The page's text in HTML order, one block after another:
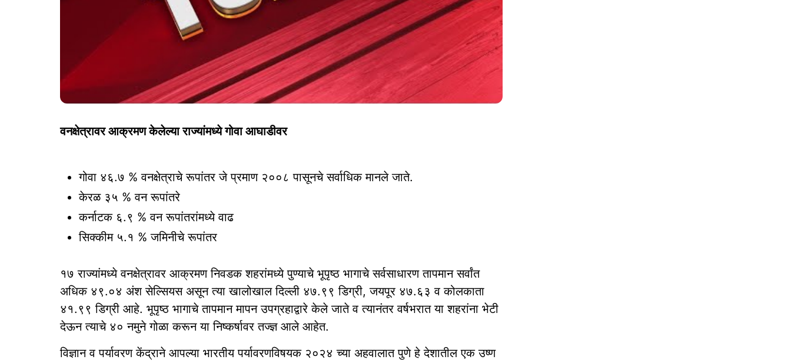
वनक्षेत्रावर आक्रमण केलेल्या राज्यांमध्ये गोवा आघाडीवर
गोवा ४६.७ % वनक्षेत्राचे रूपांतर जे प्रमाण २००८ पासूनचे सर्वाधिक मानले जाते.
केरळ ३५ % वन रूपांतरे
कर्नाटक ६.९ % वन रूपांतरांमध्ये वाढ
सिक्कीम ५.१ % जमिनीचे रूपांतर
१७ राज्यांमध्ये वनक्षेत्रावर आक्रमण निवडक शहरांमध्ये पुण्याचे भूपृष्ठ भागाचे सर्वसाधारण तापमान सर्वांत
अधिक ४९.०४ अंश सेल्सियस असून त्या खालोखाल दिल्ली ४७.९९ डिग्री, जयपूर ४७.६३ व कोलकाता
४१.९९ डिग्री आहे. भूपृष्ठ भागाचे तापमान मापन उपग्रहाद्वारे केले जाते व त्यानंतर वर्षभरात या शहरांना भेटी
देऊन त्याचे ४० नमुने गोळा करून या निष्कर्षावर तज्ज्ञ आले आहेत.
विज्ञान व पर्यावरण केंद्राने आपल्या भारतीय पर्यावरणविषयक २०२४ च्या अहवालात पुणे हे देशातील एक उष्ण